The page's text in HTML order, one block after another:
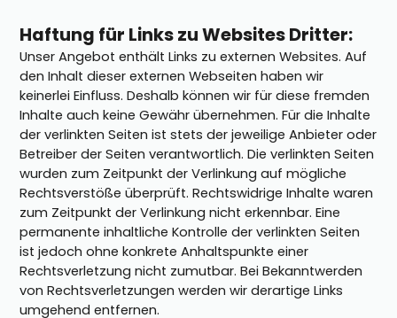
Haftung für Links zu Websites Dritter:
Unser Angebot enthält Links zu externen Websites. Auf
den Inhalt dieser externen Webseiten haben wir
keinerlei Einfluss. Deshalb können wir für diese fremden
Inhalte auch keine Gewähr übernehmen. Für die Inhalte
der verlinkten Seiten ist stets der jeweilige Anbieter oder
Betreiber der Seiten verantwortlich. Die verlinkten Seiten
wurden zum Zeitpunkt der Verlinkung auf mögliche
Rechtsverstöße überprüft. Rechtswidrige Inhalte waren
zum Zeitpunkt der Verlinkung nicht erkennbar. Eine
permanente inhaltliche Kontrolle der verlinkten Seiten
ist jedoch ohne konkrete Anhaltspunkte einer
Rechtsverletzung nicht zumutbar. Bei Bekanntwerden
von Rechtsverletzungen werden wir derartige Links
umgehend entfernen.